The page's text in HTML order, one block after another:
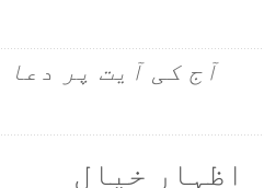
آج کی آیت پر دعا
اظہارِ خیال